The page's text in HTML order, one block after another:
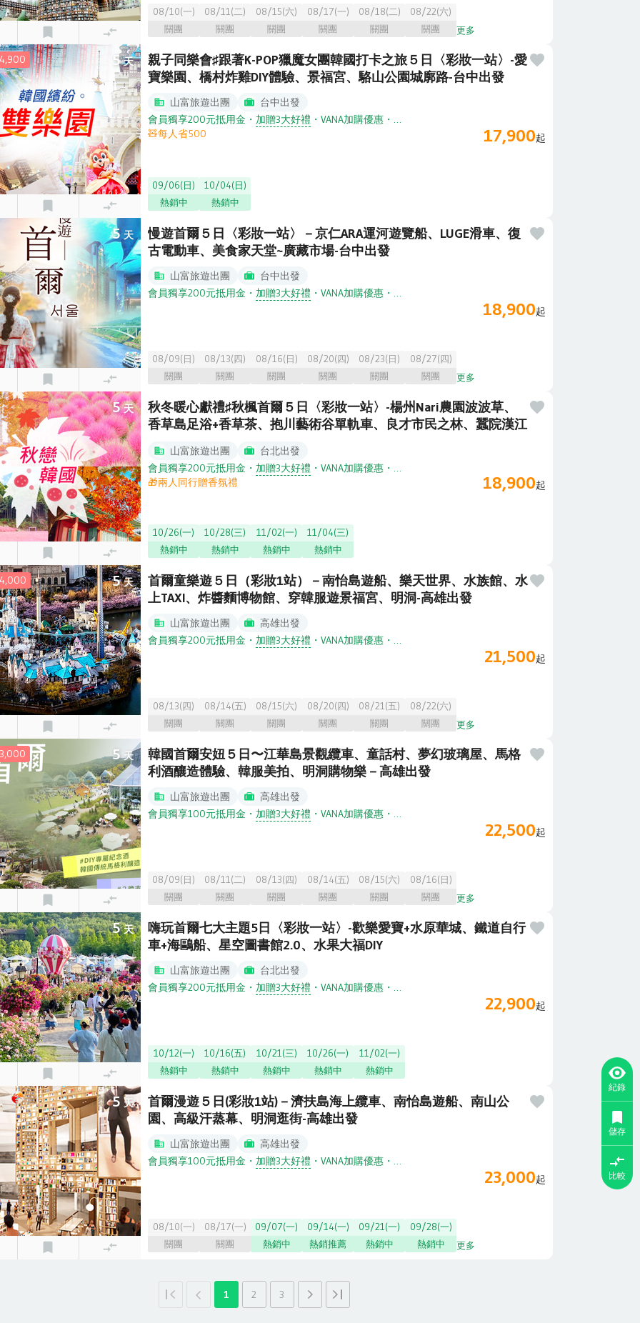
紀錄
儲存
比較
08/10(一)
關團
08/11(二)
關團
08/15(六)
關團
08/17(一)
關團
08/18(二)
關團
08/22(六)
關團
更多
5天
親子同樂會♯跟著K-POP獵魔女團韓國打卡之旅５日〈彩妝一站〉-愛
寶樂園、橋村炸雞DIY體驗、景福宮、駱山公園城廓路-台中出發
山富旅遊出團
台中出發
會員獨享200元抵用金 ・ 加贈3大好禮 ・ VANA加購優惠 ・ 享高鐵加購折扣
🧸每人省500
17,900起
09/06(日)
熱銷中
10/04(日)
熱銷中
5天
慢遊首爾５日〈彩妝一站〉－京仁ARA運河遊覽船、LUGE滑車、復
古電動車、美食家天堂~廣藏市場-台中出發
山富旅遊出團
台中出發
會員獨享200元抵用金 ・ 加贈3大好禮 ・ VANA加購優惠 ・ 享高鐵加購折扣
18,900起
08/09(日)
關團
08/13(四)
關團
08/16(日)
關團
08/20(四)
關團
08/23(日)
關團
08/27(四)
關團
更多
5天
秋冬暖心獻禮♯秋楓首爾５日〈彩妝一站〉-楊州Nari農園波波草、
香草島足浴+香草茶、抱川藝術谷單軌車、良才市民之林、蠶院漢江
山富旅遊出團
台北出發
會員獨享200元抵用金 ・ 加贈3大好禮 ・ VANA加購優惠 ・ 享高鐵加購折扣
🎁兩人同行贈香氛禮
18,900起
10/26(一)
熱銷中
10/28(三)
熱銷中
11/02(一)
熱銷中
11/04(三)
熱銷中
5天
首爾童樂遊５日（彩妝1站）－南怡島遊船、樂天世界、水族館、水
上TAXI、炸醬麵博物館、穿韓服遊景福宮、明洞-高雄出發
山富旅遊出團
高雄出發
會員獨享200元抵用金 ・ 加贈3大好禮 ・ VANA加購優惠 ・ 享高鐵加購折扣
21,500起
08/13(四)
關團
08/14(五)
關團
08/15(六)
關團
08/20(四)
關團
08/21(五)
關團
08/22(六)
關團
更多
5天
韓國首爾安妞５日〜江華島景觀纜車、童話村、夢幻玻璃屋、馬格
利酒釀造體驗、韓服美拍、明洞購物樂－高雄出發
山富旅遊出團
高雄出發
會員獨享100元抵用金 ・ 加贈3大好禮 ・ VANA加購優惠 ・ 享高鐵加購折扣
22,500起
08/09(日)
關團
08/11(二)
關團
08/13(四)
關團
08/14(五)
關團
08/15(六)
關團
08/16(日)
關團
更多
5天
嗨玩首爾七大主題5日〈彩妝一站〉-歡樂愛寶+水原華城、鐵道自行
車+海鷗船、星空圖書館2.0、水果大福DIY
山富旅遊出團
台北出發
會員獨享200元抵用金 ・ 加贈3大好禮 ・ VANA加購優惠 ・ 享高鐵加購折扣
22,900起
10/12(一)
熱銷中
10/16(五)
熱銷中
10/21(三)
熱銷中
10/26(一)
熱銷中
11/02(一)
熱銷中
5 天
首爾漫遊５日(彩妝1站)－濟扶島海上纜車、南怡島遊船、南山公
園、高級汗蒸幕、明洞逛街-高雄出發
山富旅遊出團
高雄出發
會員獨享100元抵用金 ・ 加贈3大好禮 ・ VANA加購優惠 ・ 享高鐵加購折扣
23,000起
08/10(一)
關團
08/17(一)
關團
09/07(一)
熱銷中
09/14(一)
熱銷推薦
09/21(一)
熱銷中
09/28(一)
熱銷中
更多
1 2 3